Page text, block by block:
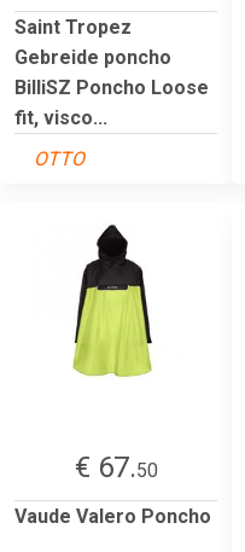
Saint Tropez
Gebreide poncho
BilliSZ Poncho Loose
fit, visco...
OTTO
€ 67.50
Vaude Valero Poncho